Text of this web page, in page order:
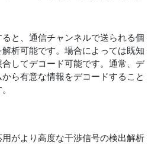
と、通信チャンネルで送られる個
析可能です。場合によっては既知
してデコード可能です。通常、デ
ら有意な情報をデコードすること
がより高度な干渉信号の検出解析